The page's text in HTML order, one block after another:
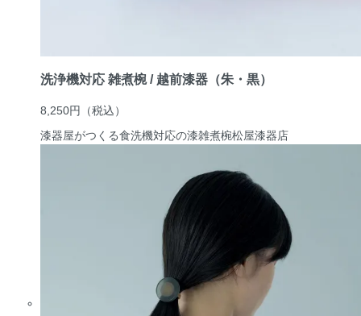
洗浄機対応 雑煮椀 / 越前漆器（朱・黒）
8,250円 （税込）
漆器屋がつくる食洗機対応の漆雑煮椀松屋漆器店